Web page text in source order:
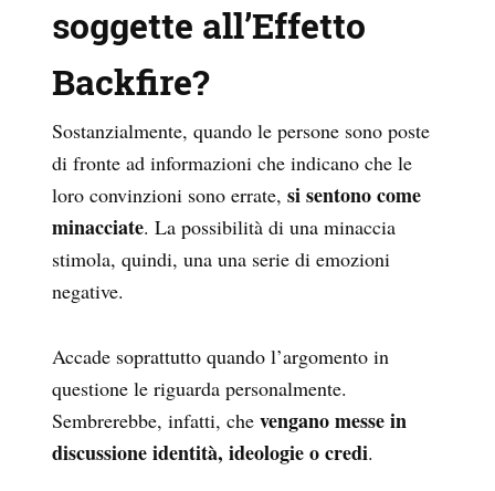
soggette all’Effetto
Backfire?
Sostanzialmente, quando le persone sono poste
di fronte ad informazioni che indicano che le
loro convinzioni sono errate, si sentono come
minacciate. La possibilità di una minaccia
stimola, quindi, una una serie di emozioni
negative.
Accade soprattutto quando l’argomento in
questione le riguarda personalmente.
Sembrerebbe, infatti, che vengano messe in
discussione identità, ideologie o credi.